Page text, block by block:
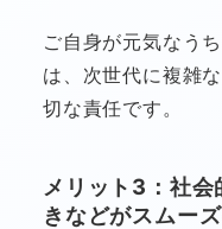
ご自身が元気なう
は、次世代に複雑
切な責任です。
メリット3：社
きなどがスムー